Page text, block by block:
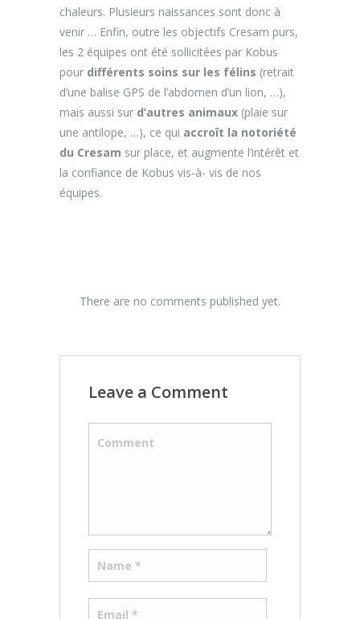
chaleurs. Plusieurs naissances sont donc à
venir … Enfin, outre les objectifs Cresam purs,
les 2 équipes ont été sollicitées par Kobus
pour différents soins sur les félins (retrait
d’une balise GPS de l’abdomen d’un lion, …),
mais aussi sur d’autres animaux (plaie sur
une antilope, …), ce qui accroît la notoriété
du Cresam sur place, et augmente l’intérêt et
la confiance de Kobus vis-à- vis de nos
équipes.
There are no comments published yet.
Leave a Comment